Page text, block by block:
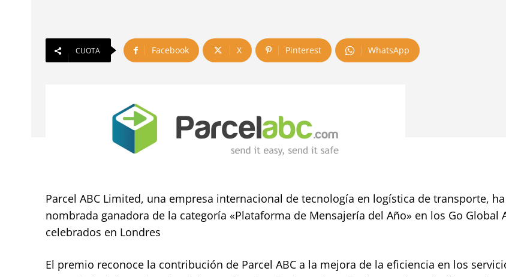
CUOTA Facebook X Pinterest WhatsApp
Parcel ABC Limited, una empresa internacional de tecnología en logística de transporte,
nombrada ganadora de la categoría «Plataforma de Mensajería del Año» en los Go Global
celebrados en Londres
El premio reconoce la contribución de Parcel ABC a la mejora de la eficiencia en los